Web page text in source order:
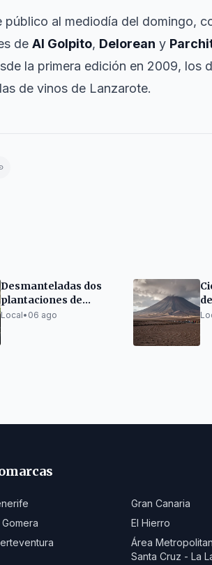
público al mediodía del domingo,
de Al Golpito, Delorean y
la primera edición en 2009, los
de vinos de Lanzarote.
Desmanteladas dos
plantaciones de
marihuana en
Local• 06 ago
Gran Canaria
Gomera
El Hierro
Área
Santa Cruz - La